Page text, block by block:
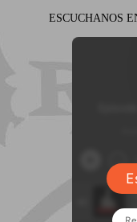
ESCUCHANOS